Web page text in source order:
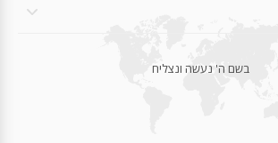
בשם ה' נעשה ונצליח